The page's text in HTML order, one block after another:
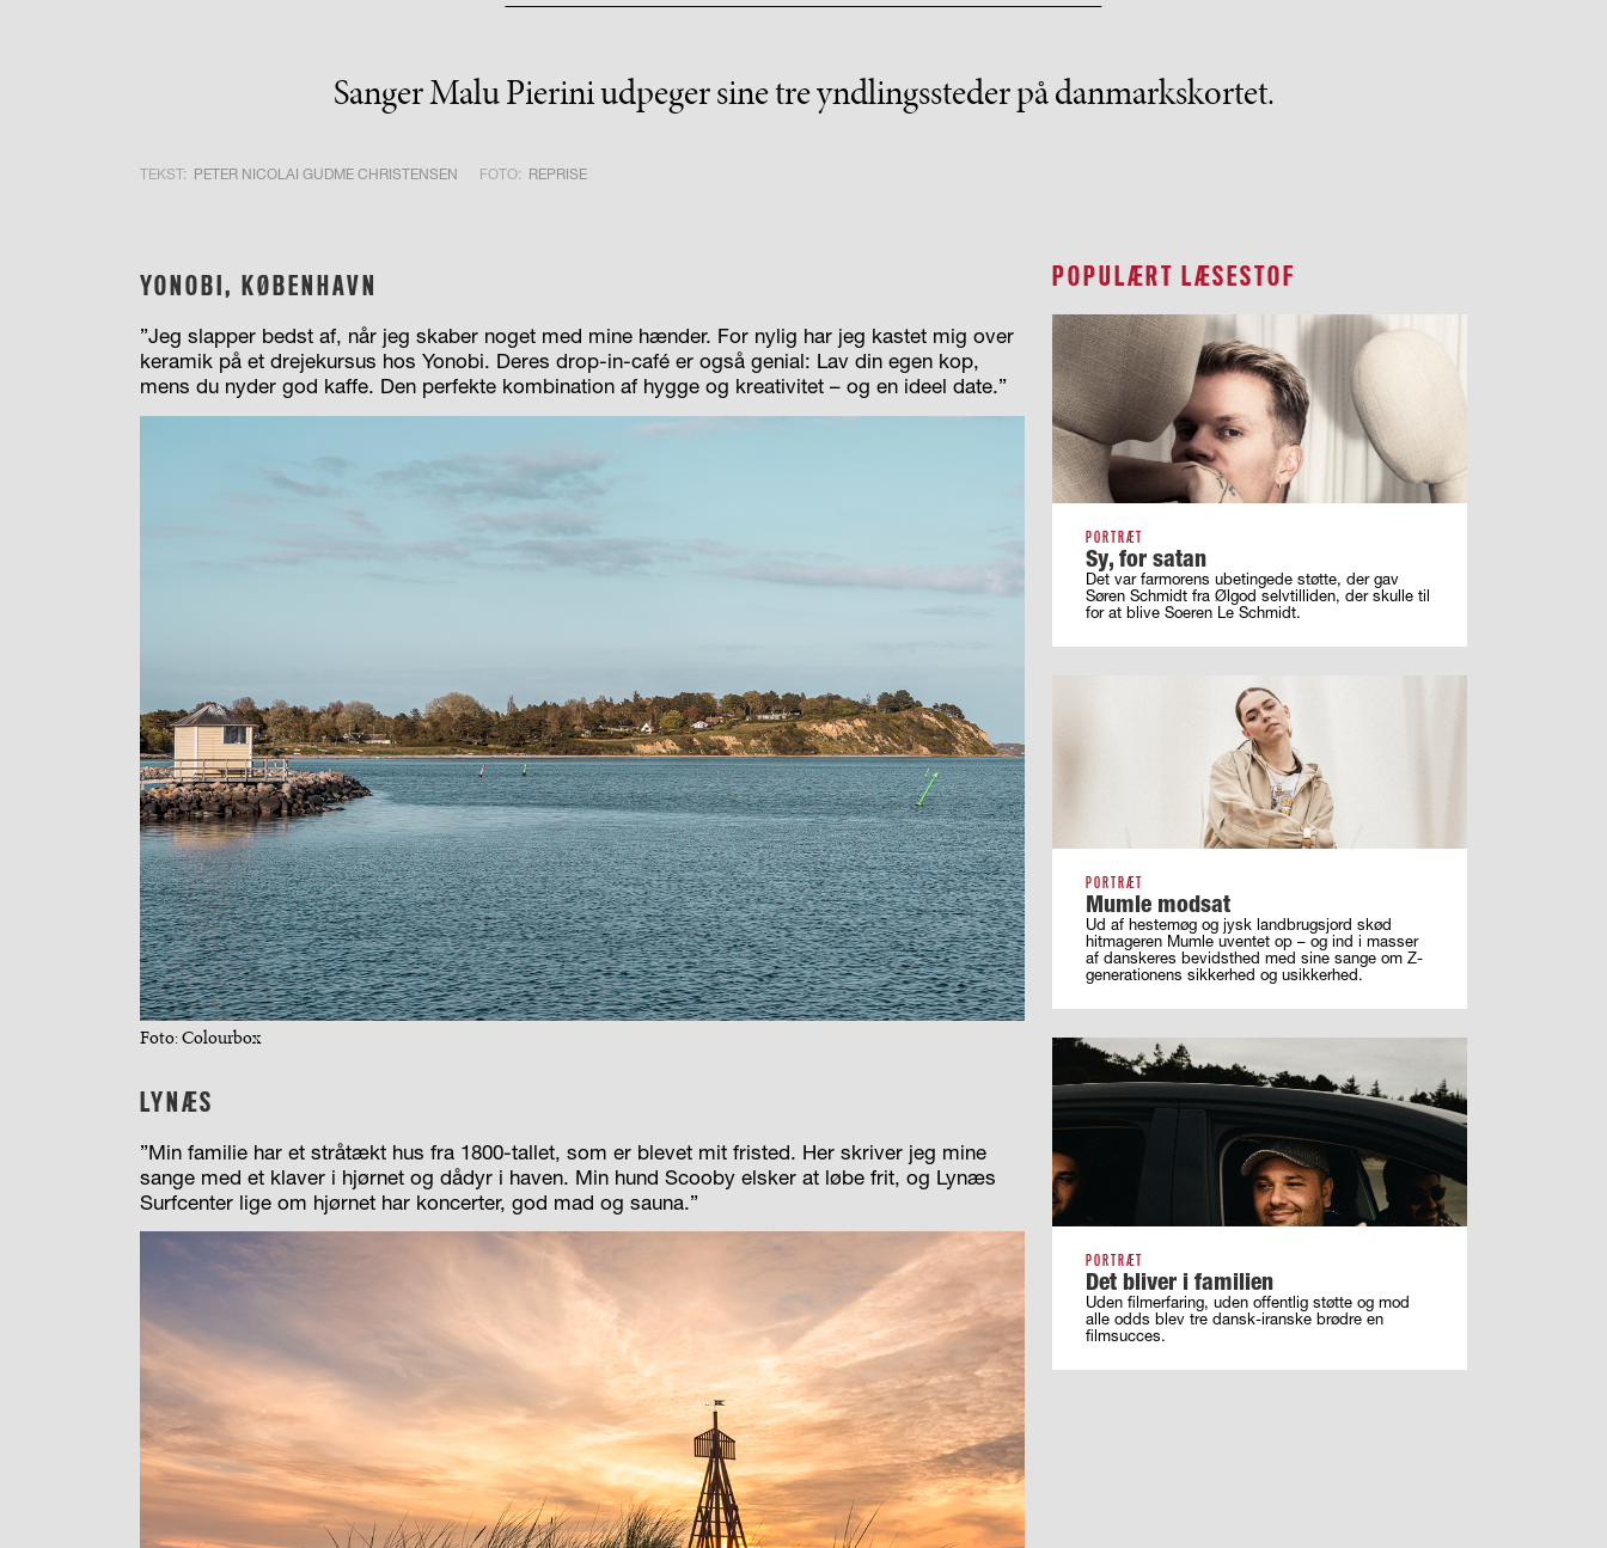
Sanger Malu Pierini udpeger sine tre yndlingssteder på danmarkskortet.
TEKST: PETER NICOLAI GUDME CHRISTENSEN FOTO: REPRISE
YONOBI, KØBENHAVN
”Jeg slapper bedst af, når jeg skaber noget med mine hænder. For nylig har jeg kastet mig over
keramik på et drejekursus hos Yonobi. Deres drop-in-café er også genial: Lav din egen kop,
mens du nyder god kaffe. Den perfekte kombination af hygge og kreativitet – og en ideel date.”
Foto: Colourbox
LYNÆS
”Min familie har et stråtækt hus fra 1800-tallet, som er blevet mit fristed. Her skriver jeg mine
sange med et klaver i hjørnet og dådyr i haven. Min hund Scooby elsker at løbe frit, og Lynæs
Surfcenter lige om hjørnet har koncerter, god mad og sauna.”
POPULÆRT LÆSESTOF
PORTRÆT
Sy, for satan
Det var farmorens ubetingede støtte, der gav
Søren Schmidt fra Ølgod selvtilliden, der skulle til
for at blive Soeren Le Schmidt.
PORTRÆT
Mumle modsat
Ud af hestemøg og jysk landbrugsjord skød
hitmageren Mumle uventet op – og ind i masser
af ­danskeres bevidsthed med sine sange om ­Z-
generationens sikkerhed og usikkerhed.
PORTRÆT
Det bliver i familien
Uden filmerfaring, uden offentlig støtte og mod
alle odds blev tre dansk-iranske brødre en
filmsucces.